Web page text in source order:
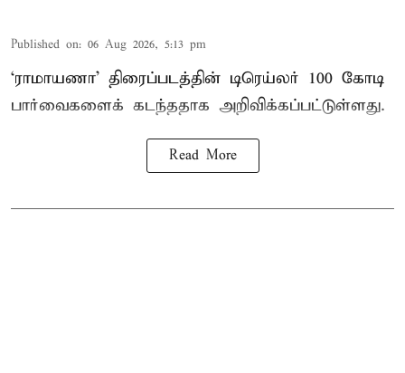
Published on: 06 Aug 2026, 5:13 pm
‘ராமாயணா’ திரைப்படத்தின் டிரெய்லர் 100 கோடி
பார்வைகளைக் கடந்ததாக அறிவிக்கப்பட்டுள்ளது.
Read More